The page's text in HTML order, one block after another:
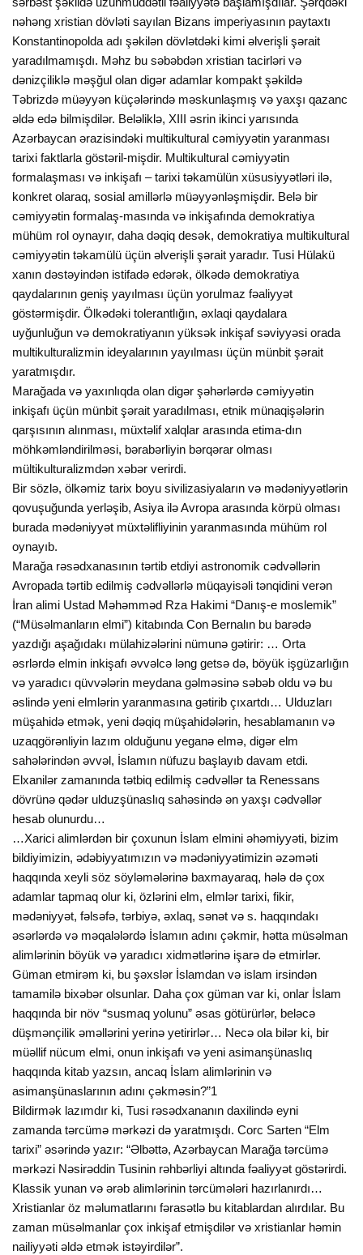
nəhəng xristian dövləti sayılan Bizans imperiyasının paytaxtı
Konstantinopolda adı şəkilən dövlətdəki kimi əlverişli şərait
yaradılmamışdı. Məhz bu səbəbdən xristian tacirləri və
dənizçiliklə məşğul olan digər adamlar kompakt şəkildə
Təbrizdə müəyyən küçələrində məskunlaşmış və yaxşı qazanc
əldə edə bilmişdilər. Beləliklə, XIII əsrin ikinci yarısında
Azərbaycan ərazisindəki multikultural cəmiyyətin yaranması
tarixi faktlarla göstəril-mişdir. Multikultural cəmiyyətin
formalaşması və inkişafı – tarixi təkamülün xüsusiyyətləri ilə,
konkret olaraq, sosial amillərlə müəyyənləşmişdir. Belə bir
cəmiyyətin formalaş-masında və inkişafında demokratiya
mühüm rol oynayır, daha dəqiq desək, demokratiya multikultural
cəmiyyətin təkamülü üçün əlverişli şərait yaradır. Tusi Hülakü
xanın dəstəyindən istifadə edərək, ölkədə demokratiya
qaydalarının geniş yayılması üçün yorulmaz fəaliyyət
göstərmişdir. Ölkədəki tolerantlığın, əxlaqi qaydalara
uyğunluğun və demokratiyanın yüksək inkişaf səviyyəsi orada
multikulturalizmin ideyalarının yayılması üçün münbit şərait
yaratmışdır.
Marağada və yaxınlıqda olan digər şəhərlərdə cəmiyyətin
inkişafı üçün münbit şərait yaradılması, etnik münaqişələrin
qarşısının alınması, müxtəlif xalqlar arasında etima-dın
möhkəmləndirilməsi, bərabərliyin bərqərar olması
mültikulturalizmdən xəbər verirdi.
Bir sözlə, ölkəmiz tarix boyu sivilizasiyaların və mədəniyyətlərin
qovuşuğunda yerləşib, Asiya ilə Avropa arasında körpü olması
burada mədəniyyət müxtəlifliyinin yaranmasında mühüm rol
oynayıb.
Marağa rəsədxanasının tərtib etdiyi astronomik cədvəllərin
Avropada tərtib edilmiş cədvəllərlə müqayisəli tənqidini verən
İran alimi Ustad Məhəmməd Rza Hakimi “Danış-e moslemik”
(“Müsəlmanların elmi”) kitabında Con Bernalın bu barədə
yazdığı aşağıdakı mülahizələrini nümunə gətirir: … Orta
əsrlərdə elmin inkişafı əvvəlcə ləng getsə də, böyük işgüzarlığın
və yaradıcı qüvvələrin meydana gəlməsinə səbəb oldu və bu
əslində yeni elmlərin yaranmasına gətirib çıxartdı… Ulduzları
müşahidə etmək, yeni dəqiq müşahidələrin, hesablamanın və
uzaqgörənliyin lazım olduğunu yeganə elmə, digər elm
sahələrindən əvvəl, İslamın nüfuzu başlayıb davam etdi.
Elxanilər zamanında tətbiq edilmiş cədvəllər ta Renessans
dövrünə qədər ulduzşünaslıq sahəsində ən yaxşı cədvəllər
hesab olunurdu…
…Xarici alimlərdən bir çoxunun İslam elmini əhəmiyyəti, bizim
bildiyimizin, ədəbiyyatımızın və mədəniyyətimizin əzəməti
haqqında xeyli söz söyləmələrinə baxmayaraq, hələ də çox
adamlar tapmaq olur ki, özlərini elm, elmlər tarixi, fikir,
mədəniyyət, fəlsəfə, tərbiyə, əxlaq, sənət və s. haqqındakı
əsərlərdə və məqalələrdə İslamın adını çəkmir, hətta müsəlman
alimlərinin böyük və yaradıcı xidmətlərinə işarə də etmirlər.
Güman etmirəm ki, bu şəxslər İslamdan və islam irsindən
tamamilə bixəbər olsunlar. Daha çox güman var ki, onlar İslam
haqqında bir növ “susmaq yolunu” əsas götürürlər, beləcə
düşmənçilik əməllərini yerinə yetirirlər… Necə ola bilər ki, bir
müəllif nücum elmi, onun inkişafı və yeni asimanşünaslıq
haqqında kitab yazsın, ancaq İslam alimlərinin və
asimanşünaslarının adını çəkməsin?”1
Bildirmək lazımdır ki, Tusi rəsədxananın daxilində eyni
zamanda tərcümə mərkəzi də yaratmışdı. Corc Sarten “Elm
tarixi” əsərində yazır: “Əlbəttə, Azərbaycan Marağa tərcümə
mərkəzi Nəsirəddin Tusinin rəhbərliyi altında fəaliyyət göstərirdi.
Klassik yunan və ərəb alimlərinin tərcümələri hazırlanırdı…
Xristianlar öz məlumatlarını fərasətlə bu kitablardan alırdılar. Bu
zaman müsəlmanlar çox inkişaf etmişdilər və xristianlar həmin
nailiyyəti əldə etmək istəyirdilər”.